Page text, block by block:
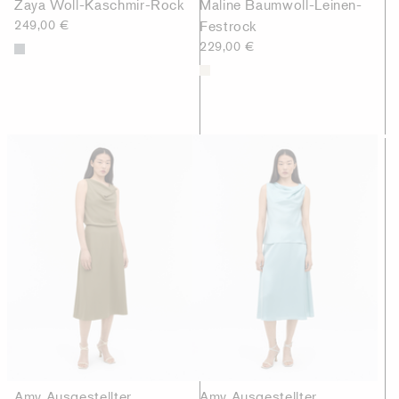
Zaya Woll-Kaschmir-Rock
249,00 €
Maline Baumwoll-Leinen-
Festrock
229,00 €